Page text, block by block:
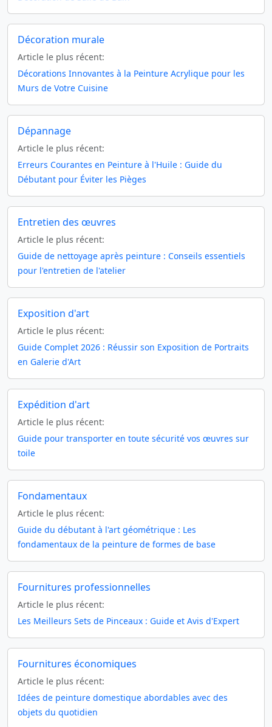
Décoration murale
Article le plus récent:
Décorations Innovantes à la Peinture Acrylique pour les
Murs de Votre Cuisine
Dépannage
Article le plus récent:
Erreurs Courantes en Peinture à l'Huile : Guide du
Débutant pour Éviter les Pièges
Entretien des œuvres
Article le plus récent:
Guide de nettoyage après peinture : Conseils essentiels
pour l'entretien de l'atelier
Exposition d'art
Article le plus récent:
Guide Complet 2026 : Réussir son Exposition de Portraits
en Galerie d'Art
Expédition d'art
Article le plus récent:
Guide pour transporter en toute sécurité vos œuvres sur
toile
Fondamentaux
Article le plus récent:
Guide du débutant à l'art géométrique : Les
fondamentaux de la peinture de formes de base
Fournitures professionnelles
Article le plus récent:
Les Meilleurs Sets de Pinceaux : Guide et Avis d'Expert
Fournitures économiques
Article le plus récent:
Idées de peinture domestique abordables avec des
objets du quotidien